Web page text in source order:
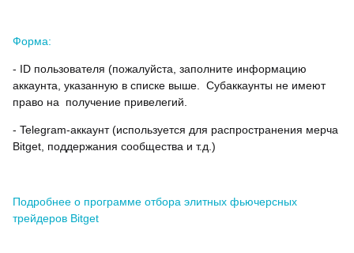
Форма:
- ID пользователя (пожалуйста, заполните информацию
аккаунта, указанную в списке выше. Субаккаунты не имеют
право на получение привелегий.
- Telegram-аккаунт (используется для распространения мерча
Bitget, поддержания сообщества и т.д.)
Подробнее о программе отбора элитных фьючерсных
трейдеров Bitget